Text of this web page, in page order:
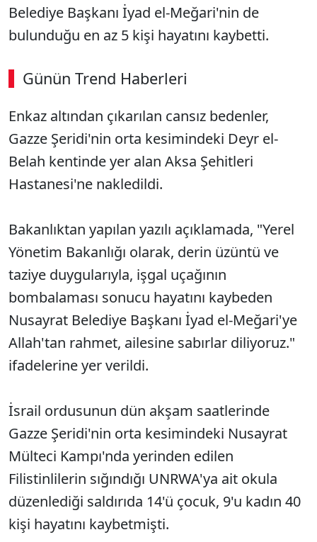
Belediye Başkanı İyad el-Meğari'nin de
bulunduğu en az 5 kişi hayatını kaybetti.
Günün Trend Haberleri
Enkaz altından çıkarılan cansız bedenler,
Gazze Şeridi'nin orta kesimindeki Deyr el-
Belah kentinde yer alan Aksa Şehitleri
Hastanesi'ne nakledildi.
Bakanlıktan yapılan yazılı açıklamada, "Yerel
Yönetim Bakanlığı olarak, derin üzüntü ve
taziye duygularıyla, işgal uçağının
bombalaması sonucu hayatını kaybeden
Nusayrat Belediye Başkanı İyad el-Meğari'ye
Allah'tan rahmet, ailesine sabırlar diliyoruz."
ifadelerine yer verildi.
İsrail ordusunun dün akşam saatlerinde
Gazze Şeridi'nin orta kesimindeki Nusayrat
Mülteci Kampı'nda yerinden edilen
Filistinlilerin sığındığı UNRWA'ya ait okula
düzenlediği saldırıda 14'ü çocuk, 9'u kadın 40
kişi hayatını kaybetmişti.